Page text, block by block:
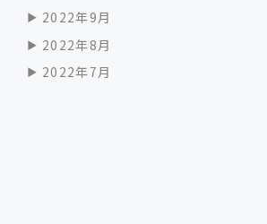
2022年9月
2022年8月
2022年7月